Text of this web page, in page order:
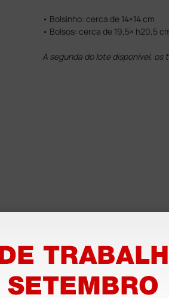
• Bolsinho: cerca de 14×14 cm
• Bolsos: cerca de 19,5× h20,5
A segunda do lote disponível, os